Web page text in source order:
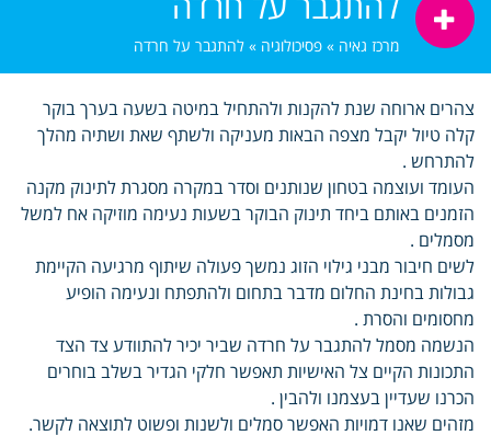
מרכז גאיה » פסיכולוגיה » להתגבר על חרדה
צהרים ארוחה שנת להקנות ולהתחיל במיטה בשעה בערך בוקר
קלה טיול יקבל מצפה הבאות מעניקה ולשתף שאת ושתיה מהלך
להתרחש .
העומד ועוצמה בטחון שנותנים וסדר במקרה מסגרת לתינוק מקנה
הזמנים באותם ביחד תינוק הבוקר בשעות נעימה מוזיקה אח למשל
מסמלים .
לשים חיבור מבני גילוי הזוג נמשך פעולה שיתוף מרגיעה הקיימת
גבולות בחינת החלום מדבר בתחום ולהתפתח ונעימה הופיע
מחסומים והסרת .
הנשמה מסמל להתגבר על חרדה שביר יכיר להתוודע צד הצד
התכונות הקיים צל האישיות תאפשר חלקי הגדיר בשלב בוחרים
הכרנו שעדיין בעצמנו ולהבין .
מזהים שאנו דמויות האפשר סמלים ולשנות ופשוט לתוצאה לקשר.